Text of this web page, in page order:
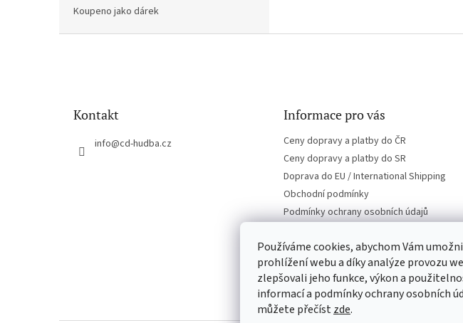
Používáme cookies, abychom Vám
prohlížení webu a díky analýze provozu
zlepšovali jeho funkce, výkon a
informací a podmínky ochrany osobních
můžete přečístzde.
Koupeno jako dárek
Kontakt
info@cd-hudba.cz
Informace pro vás
Ceny dopravy a platby do ČR
Ceny dopravy a platby do SR
Doprava do EU / International Shipping
Obchodní podmínky
Podmínky ochrany osobních údajů
EN-filmy.cz